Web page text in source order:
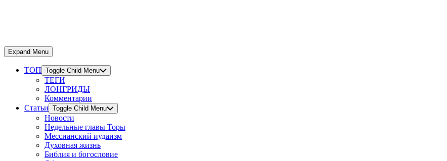
Expand Menu
ТОП Toggle Child Menu
ТЕГИ
ЛОНГРИДЫ
Комментарии
Статьи Toggle Child Menu
Новости
Недельные главы Торы
Мессианский иудаизм
Духовная жизнь
Библия и богословие